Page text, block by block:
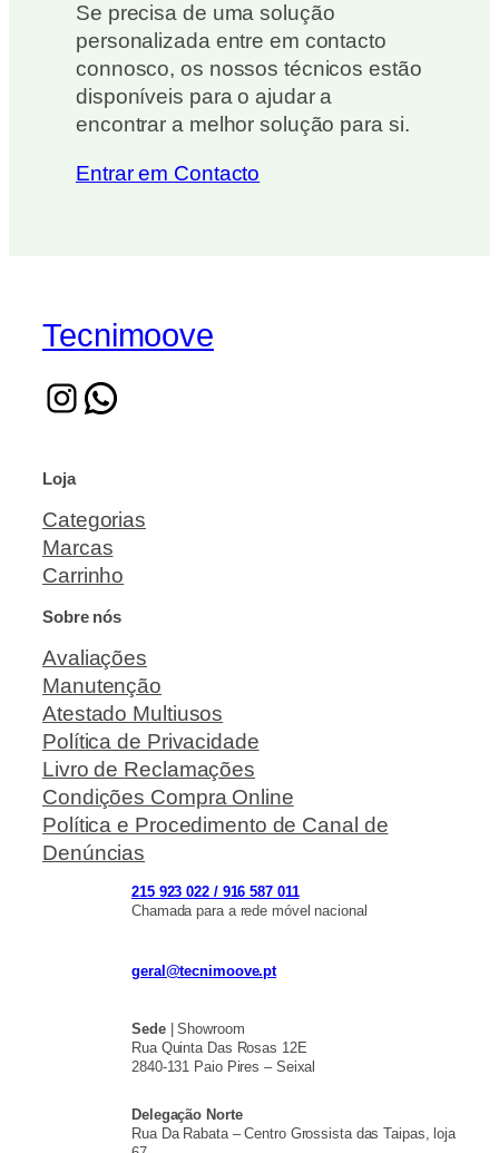
Se precisa de uma solução
personalizada entre em contacto
connosco, os nossos técnicos estão
disponíveis para o ajudar a
encontrar a melhor solução para si.
Entrar em Contacto
Tecnimoove
Loja
Categorias
Marcas
Carrinho
Sobre nós
Avaliações
Manutenção
Atestado Multiusos
Política de Privacidade
Livro de Reclamações
Condições Compra Online
Política e Procedimento de Canal de
Denúncias
215 923 022 / 916 587 011
Chamada para a rede móvel nacional
geral@tecnimoove.pt
Sede| Showroom
Rua Quinta Das Rosas 12E
2840-131 Paio Pires – Seixal
Delegação Norte
Rua Da Rabata – Centro Grossista das Taipas, loja